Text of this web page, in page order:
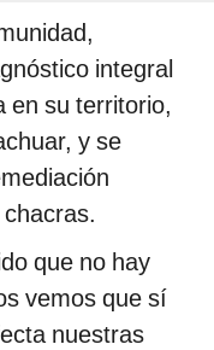
integral
en su territorio,
y se
que no hay
vemos que sí
nuestras